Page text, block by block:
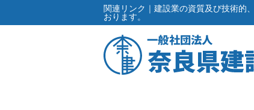
関連リンク｜建設業の資質及び技術的
おります。